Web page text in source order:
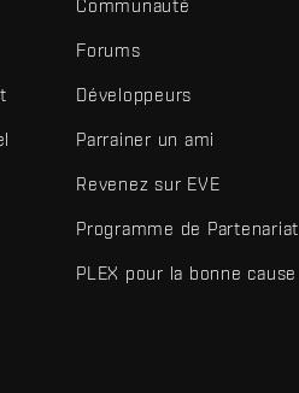
Communauté
Forums
Développeurs
Parrainer un ami
Revenez sur EVE
Programme de Partenariat
PLEX pour la bonne cause